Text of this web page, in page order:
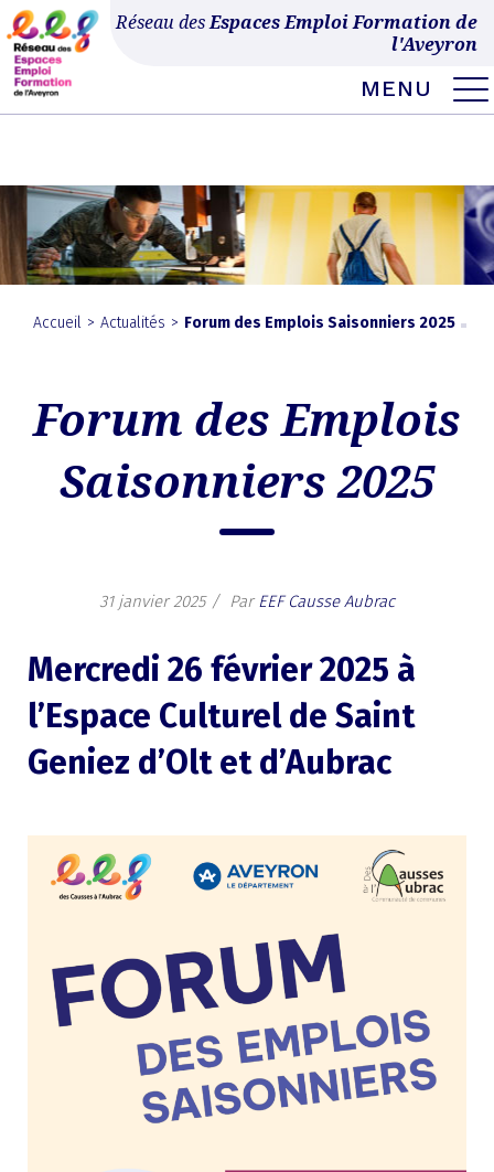
Ce site utilise Google Analytics. En continuant à naviguer, vous nous autorisez à
déposer un cookie à des fins de mesure d'audience.En savoir plus ou
Skip
to
content
Réseau desEspaces Emploi Formation de
l'Aveyron
MENU
MENU
EXPAND
Accueil > Actualités > Forum des Emplois Saisonniers 2025
Forum des Emplois
Saisonniers 2025
31 janvier 2025 ParEEF Causse Aubrac
Mercredi 26 février 2025 à
l’Espace Culturel de Saint
Geniez d’Olt et d’Aubrac